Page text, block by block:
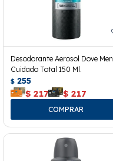
Desodorante Aerosol Dove Men
Cuidado Total 150 Ml.
$ 255
$ 217 $ 217